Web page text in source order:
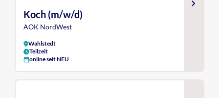
Koch (m/w/d)
AOK NordWest
Wahlstedt
Teilzeit
online seit NEU